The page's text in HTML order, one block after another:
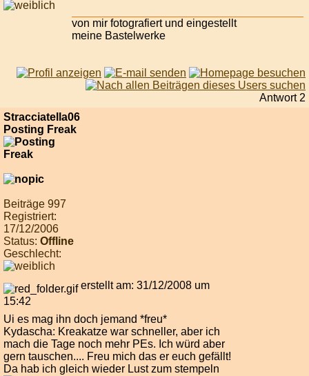
von mir fotografiert und eingestellt
meine Bastelwerke
Antwort 2
Stracciatella06
Posting Freak
Beiträge 997
Registriert:
17/12/2006
Status: Offline
Geschlecht:
erstellt am: 31/12/2008 um
15:42
Ui es mag ihn doch jemand *freu*
Kydascha: Kreakatze war schneller, aber ich
mach die Tage noch mehr PEs. Ich würd aber
gern tauschen.... Freu mich das er euch gefällt!
Da hab ich gleich wieder Lust zum stempeln